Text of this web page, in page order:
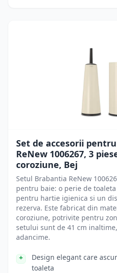
Set de accesorii
ReNew 1006267, 3
coroziune, Bej
Setul Brabantia ReNew
pentru baie: o perie de
pentru hartie igienica si un
rezerva. Este fabricat din
coroziune, potrivite pentru
setului sunt de 41 cm
adancime.
Design elegant care
toaleta